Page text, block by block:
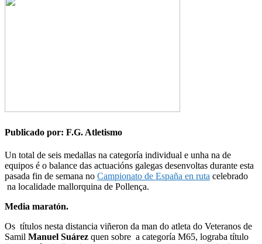
Publicado por: F.G. Atletismo
Un total de seis medallas na categoría individual e unha na de
equipos é o balance das actuacións galegas desenvoltas durante esta
pasada fin de semana no Campionato de España en ruta celebrado
na localidade mallorquina de Pollença.
Media maratón.
Os títulos nesta distancia viñeron da man do atleta do Veteranos de
Samil Manuel Suárez quen sobre a categoría M65, lograba título